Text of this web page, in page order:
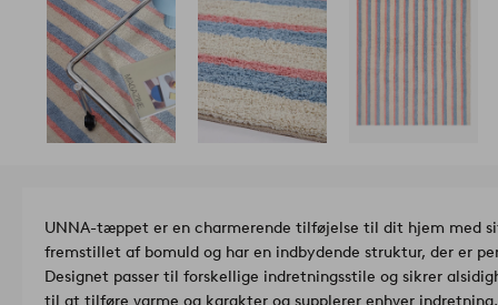
UNNA-tæppet er en charmerende tilføjelse til dit hjem med
fremstillet af bomuld og har en indbydende struktur, der er
Designet passer til forskellige indretningsstile og sikrer
til at tilføre varme og karakter og supplerer enhver